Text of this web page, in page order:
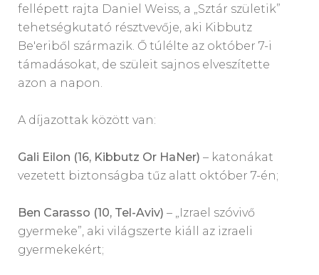
fellépett rajta Daniel Weiss, a „Sztár születik”
tehetségkutató résztvevője, aki Kibbutz
Be'eriből származik. Ő túlélte az október 7-i
támadásokat, de szüleit sajnos elveszítette
azon a napon.
A díjazottak között van:
Gali Eilon (16, Kibbutz Or HaNer) – katonákat
vezetett biztonságba tűz alatt október 7-én;
Ben Carasso (10, Tel-Aviv) – „Izrael szóvivő
gyermeke”, aki világszerte kiáll az izraeli
gyermekekért;